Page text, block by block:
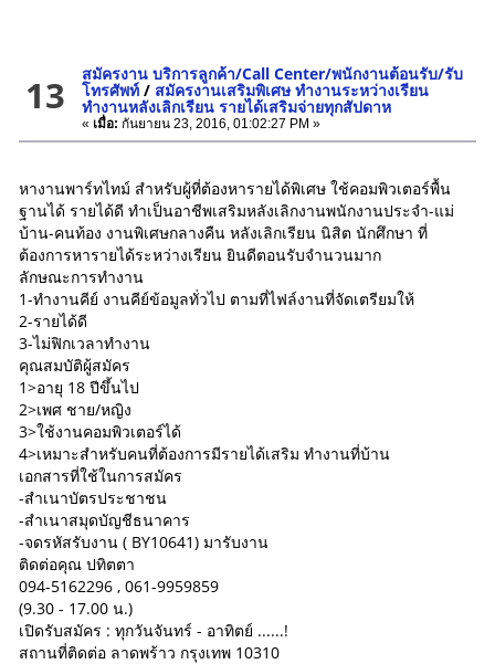
13 สมัครงาน บริการลูกค้า/Call Center/พนักงานต้อนรับ/รับ
โทรศัพท์ / สมัครงานเสริมพิเศษ ทำงานระหว่างเรียน
ทำงานหลังเลิกเรียน รายได้เสริมจ่ายทุกสัปดาห
« เมื่อ: กันยายน 23, 2016, 01:02:27 PM »
หางานพาร์ทไทม์ สำหรับผู้ที่ต้องหารายได้พิเศษ ใช้คอมพิวเตอร์พื้น
ฐานได้ รายได้ดี ทำเป็นอาชีพเสริมหลังเลิกงานพนักงานประจำ-แม่
บ้าน-คนท้อง งานพิเศษกลางคืน หลังเลิกเรียน นิสิต นักศึกษา ที่
ต้องการหารายได้ระหว่างเรียน ยินดีตอนรับจำนวนมาก
ลักษณะการทำงาน
1-ทำงานคีย์ งานคีย์ข้อมูลทั่วไป ตามที่ไฟล์งานที่จัดเตรียมให้
2-รายได้ดี
3-ไม่ฟิกเวลาทำงาน
คุณสมบัติผู้สมัคร
1>อายุ 18 ปีขึ้นไป
2>เพศ ชาย/หญิง
3>ใช้งานคอมพิวเตอร์ได้
4>เหมาะสำหรับคนที่ต้องการมีรายได้เสริม ทำงานที่บ้าน
เอกสารที่ใช้ในการสมัคร
-สำเนาบัตรประชาชน
-สำเนาสมุดบัญชีธนาคาร
-จดรหัสรับงาน ( BY10641) มารับงาน
ติดต่อคุณ ปทิตตา
094-5162296 , 061-9959859
(9.30 - 17.00 น.)
เปิดรับสมัคร : ทุกวันจันทร์ - อาทิตย์ ......!
สถานที่ติดต่อ ลาดพร้าว กรุงเทพ 10310